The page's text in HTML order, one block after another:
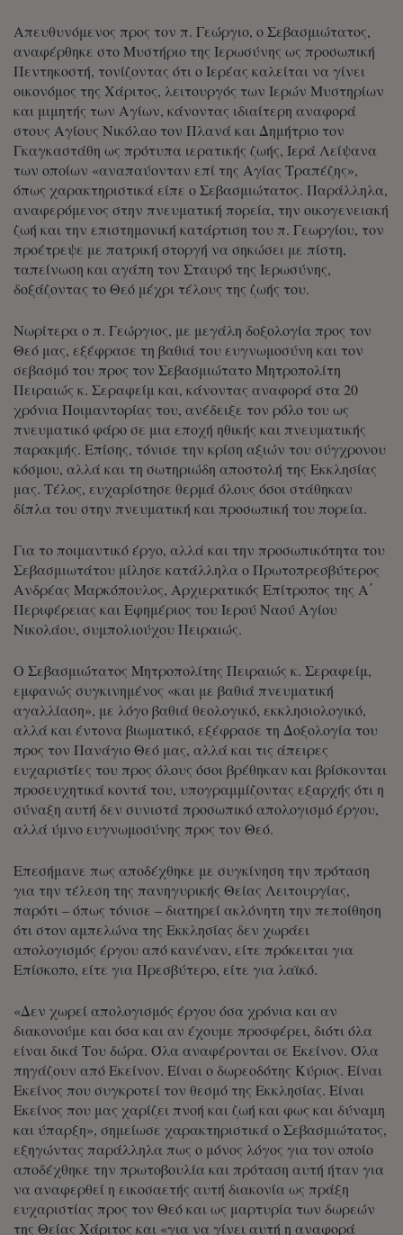
Απευθυνόμενος προς τον π. Γεώργιο, ο Σεβασμιώτατος,
αναφέρθηκε στο Μυστήριο της Ιερωσύνης ως προσωπική
Πεντηκοστή, τονίζοντας ότι ο Ιερέας καλείται να γίνει
οικονόμος της Χάριτος, λειτουργός των Ιερών Μυστηρίων
και μιμητής των Αγίων, κάνοντας ιδιαίτερη αναφορά
στους Αγίους Νικόλαο τον Πλανά και Δημήτριο τον
Γκαγκαστάθη ως πρότυπα ιερατικής ζωής, Ιερά Λείψανα
των οποίων «αναπαύονταν επί της Αγίας Τραπέζης»,
όπως χαρακτηριστικά είπε ο Σεβασμιώτατος. Παράλληλα,
αναφερόμενος στην πνευματική πορεία, την οικογενειακή
ζωή και την επιστημονική κατάρτιση του π. Γεωργίου, τον
προέτρεψε με πατρική στοργή να σηκώσει με πίστη,
ταπείνωση και αγάπη τον Σταυρό της Ιερωσύνης,
δοξάζοντας το Θεό μέχρι τέλους της ζωής του.
Νωρίτερα ο π. Γεώργιος, με μεγάλη δοξολογία προς τον
Θεό μας, εξέφρασε τη βαθιά του ευγνωμοσύνη και τον
σεβασμό του προς τον Σεβασμιώτατο Μητροπολίτη
Πειραιώς κ. Σεραφείμ και, κάνοντας αναφορά στα 20
χρόνια Ποιμαντορίας του, ανέδειξε τον ρόλο του ως
πνευματικό φάρο σε μια εποχή ηθικής και πνευματικής
παρακμής. Επίσης, τόνισε την κρίση αξιών του σύγχρονου
κόσμου, αλλά και τη σωτηριώδη αποστολή της Εκκλησίας
μας. Τέλος, ευχαρίστησε θερμά όλους όσοι στάθηκαν
δίπλα του στην πνευματική και προσωπική του πορεία.
Για το ποιμαντικό έργο, αλλά και την προσωπικότητα του
Σεβασμιωτάτου μίλησε κατάλληλα ο Πρωτοπρεσβύτερος
Ανδρέας Μαρκόπουλος, Αρχιερατικός Επίτροπος της Α΄
Περιφέρειας και Εφημέριος του Ιερού Ναού Αγίου
Νικολάου, συμπολιούχου Πειραιώς.
Ο Σεβασμιώτατος Μητροπολίτης Πειραιώς κ. Σεραφείμ,
εμφανώς συγκινημένος «και με βαθιά πνευματική
αγαλλίαση», με λόγο βαθιά θεολογικό, εκκλησιολογικό,
αλλά και έντονα βιωματικό, εξέφρασε τη Δοξολογία του
προς τον Πανάγιο Θεό μας, αλλά και τις άπειρες
ευχαριστίες του προς όλους όσοι βρέθηκαν και βρίσκονται
προσευχητικά κοντά του, υπογραμμίζοντας εξαρχής ότι η
σύναξη αυτή δεν συνιστά προσωπικό απολογισμό έργου,
αλλά ύμνο ευγνωμοσύνης προς τον Θεό.
Επεσήμανε πως αποδέχθηκε με συγκίνηση την πρόταση
για την τέλεση της πανηγυρικής Θείας Λειτουργίας,
παρότι – όπως τόνισε – διατηρεί ακλόνητη την πεποίθηση
ότι στον αμπελώνα της Εκκλησίας δεν χωράει
απολογισμός έργου από κανέναν, είτε πρόκειται για
Επίσκοπο, είτε για Πρεσβύτερο, είτε για λαϊκό.
«Δεν χωρεί απολογισμός έργου όσα χρόνια και αν
διακονούμε και όσα και αν έχουμε προσφέρει, διότι όλα
είναι δικά Του δώρα. Όλα αναφέρονται σε Εκείνον. Όλα
πηγάζουν από Εκείνον. Είναι ο δωρεοδότης Κύριος. Είναι
Εκείνος που συγκροτεί τον θεσμό της Εκκλησίας. Είναι
Εκείνος που μας χαρίζει πνοή και ζωή και φως και δύναμη
και ύπαρξη», σημείωσε χαρακτηριστικά ο Σεβασμιώτατος,
εξηγώντας παράλληλα πως ο μόνος λόγος για τον οποίο
αποδέχθηκε την πρωτοβουλία και πρόταση αυτή ήταν για
να αναφερθεί η εικοσαετής αυτή διακονία ως πράξη
ευχαριστίας προς τον Θεό και ως μαρτυρία των δωρεών
της Θείας Χάριτος και «για να γίνει αυτή η αναφορά